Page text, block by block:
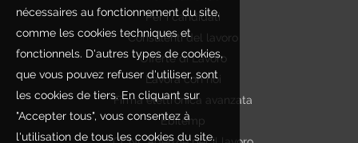
Per i candidati
Consulenti del lavoro
Offerte di Lavoro
Lavora con noi
Firma elettronica avanzata
Ebitemp
nécessaires au fonctionnement du site,
comme les cookies techniques et
fonctionnels. D'autres types de cookies,
que vous pouvez refuser d'utiliser, sont
les cookies de tiers. En cliquant sur
"Accepter tous", vous consentez à
l'utilisation de tous les cookies du site.